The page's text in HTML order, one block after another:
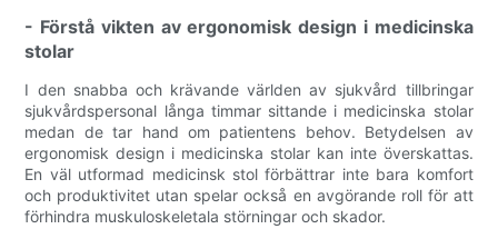
- Förstå vikten av ergonomisk design i medicinska
stolar
I den snabba och krävande världen av sjukvård tillbringar
sjukvårdspersonal långa timmar sittande i medicinska stolar
medan de tar hand om patientens behov. Betydelsen av
ergonomisk design i medicinska stolar kan inte överskattas.
En väl utformad medicinsk stol förbättrar inte bara komfort
och produktivitet utan spelar också en avgörande roll för att
förhindra muskuloskeletala störningar och skador.